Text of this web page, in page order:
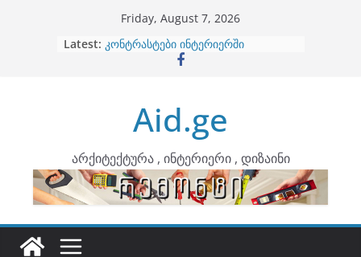
Friday, August 7, 2026
Latest: ბინების გაერთიანება
კონტრასტები ინტერიერში
ინტერიერის დიზიანი
არტემიდი წარმოგიდგენთ
Aid.ge
არქიტექტურა , ინტერიერი , დიზაინი